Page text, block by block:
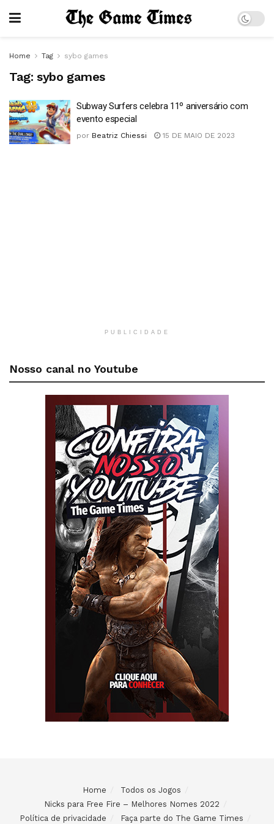
Home Tag sybo games
Tag: sybo games
Subway Surfers celebra 11º aniversário com
evento especial
por Beatriz Chiessi 15 DE MAIO DE 2023
PUBLICIDADE
Nosso canal no Youtube
Home
Todos os Jogos
Nicks para Free Fire – Melhores Nomes 2022
Política de privacidade
Faça parte do The Game Times